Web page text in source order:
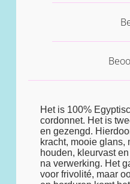
Het is 100%
cordonnet. Het is
en gezengd.
kracht, mooie glans,
houden, kleurvast
na verwerking. Het
voor frivolité, maar